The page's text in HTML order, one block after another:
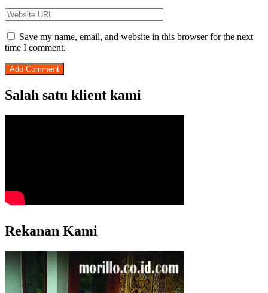
Save my name, email, and website in this browser for the next
time I comment.
Salah satu klient kami
Rekanan Kami